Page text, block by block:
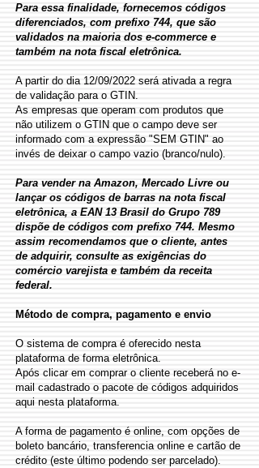
Para essa finalidade, fornecemos códigos
diferenciados, com prefixo 744, que são
validados na maioria dos e-commerce e
também na nota fiscal eletrônica.
A partir do dia 12/09/2022 será ativada a regra
de validação para o GTIN.
As empresas que operam com produtos que
não utilizem o GTIN que o campo deve ser
informado com a expressão "SEM GTIN" ao
invés de deixar o campo vazio (branco/nulo).
Para vender na Amazon, Mercado Livre ou
lançar os códigos de barras na nota fiscal
eletrônica, a EAN 13 Brasil do Grupo 789
dispõe de códigos com prefixo 744. Mesmo
assim recomendamos que o cliente, antes
de adquirir, consulte as exigências do
comércio varejista e também da receita
federal.
​Método de compra, pagamento e envio
O sistema de compra é oferecido nesta
plataforma de forma eletrônica.
Após clicar em comprar o cliente receberá no e-
mail cadastrado o pacote de códigos adquiridos
aqui nesta plataforma.
A forma de pagamento é online, com opções de
boleto bancário, transferencia online e cartão de
crédito (este último podendo ser parcelado).